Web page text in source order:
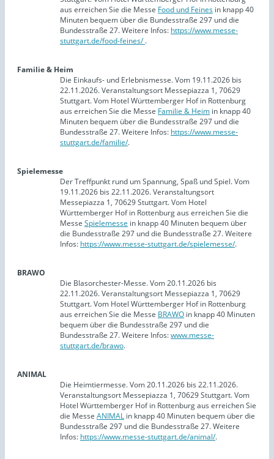
aus erreichen Sie die Messe Food und Feines in knapp 40
Minuten bequem über die Bundesstraße 297 und die
Bundesstraße 27. Weitere Infos: https://www.messe-
stuttgart.de/food-feines/.
Familie & Heim
Die Einkaufs- und Erlebnismesse. Vom 19.11.2026 bis
22.11.2026. Veranstaltungsort Messepiazza 1, 70629
Stuttgart. Vom Hotel Württemberger Hof in Rottenburg
aus erreichen Sie die Messe Familie & Heim in knapp 40
Minuten bequem über die Bundesstraße 297 und die
Bundesstraße 27. Weitere Infos: https://www.messe-
stuttgart.de/familie/.
Spielemesse
Der Treffpunkt rund um Spannung, Spaß und Spiel. Vom
19.11.2026 bis 22.11.2026. Veranstaltungsort
Messepiazza 1, 70629 Stuttgart. Vom Hotel
Württemberger Hof in Rottenburg aus erreichen Sie die
Messe Spielemesse in knapp 40 Minuten bequem über
die Bundesstraße 297 und die Bundesstraße 27. Weitere
Infos: https://www.messe-stuttgart.de/spielemesse/.
BRAWO
Die Blasorchester-Messe. Vom 20.11.2026 bis
22.11.2026. Veranstaltungsort Messepiazza 1, 70629
Stuttgart. Vom Hotel Württemberger Hof in Rottenburg
aus erreichen Sie die Messe BRAWO in knapp 40 Minuten
bequem über die Bundesstraße 297 und die
Bundesstraße 27. Weitere Infos:www.messe-
stuttgart.de/brawo.
ANIMAL
Die Heimtiermesse. Vom 20.11.2026 bis 22.11.2026.
Veranstaltungsort Messepiazza 1, 70629 Stuttgart. Vom
Hotel Württemberger Hof in Rottenburg aus erreichen Sie
die Messe ANIMAL in knapp 40 Minuten bequem über die
Bundesstraße 297 und die Bundesstraße 27. Weitere
Infos: https://www.messe-stuttgart.de/animal/.